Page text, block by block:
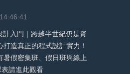
入門｜跨越半世紀仍是資
造真正的程式設計實力！
暑假密集班、假日班與線上
請進此觀看